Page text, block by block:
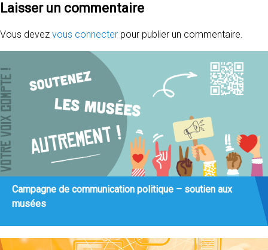
Laisser un commentaire
Vous devez vous connecter pour publier un commentaire.
Campagne de communication politique – soutien aux
musées